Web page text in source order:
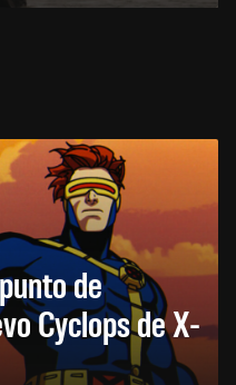
de
Cyclops de X-